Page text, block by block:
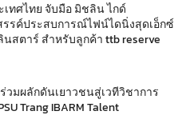
เทศไทย จับมือ มิชลิน ไกด์
รรค์ประสบการณ์ไฟน์ไดนิ่งสุดเอ็กซ์
สตาร์ สำหรับลูกค้า ttb reserve
วมผลักดันเยาวชนสู่เวทีวิชาการ
Trang IBARM Talent